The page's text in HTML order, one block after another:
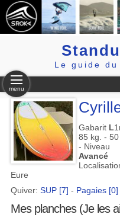
Le guide
menu
Gabarit L
85 kg. -
- Niveau
Avancé
Eure
Quiver: SUP [7] - Pagaies [0]
Mes planches (Je les